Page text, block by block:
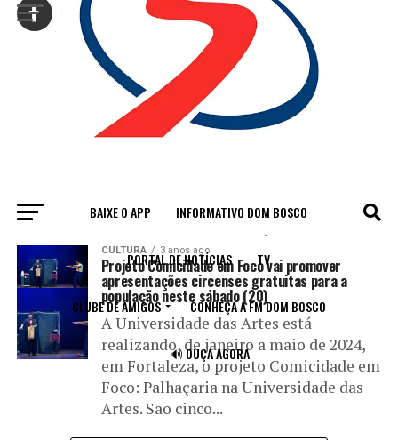
BAIXE O APP INFORMATIVO DOM BOSCO
PORTAL DE NOTÍCIAS TV
CLUBE DE AMIGOS CONHEÇA A FM DOM BOSCO
🔊 OUÇA AGORA
All posts tagged "palhaçaria"
CULTURA 3 anos ago
Projeto Comicidade em Foco vai promover
apresentações circenses gratuitas para a
população neste sábado (20)
A Universidade das Artes está
realizando, de janeiro a maio de 2024,
em Fortaleza, o projeto Comicidade em
Foco: Palhaçaria na Universidade das
Artes. São cinco...